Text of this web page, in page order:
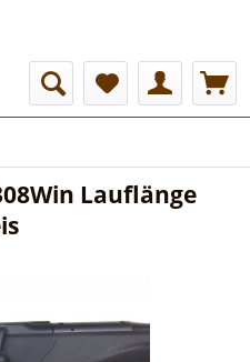
Lauflänge